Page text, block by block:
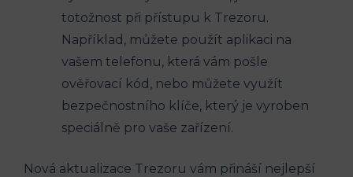
totožnost při přístupu k Trezoru.
Například, můžete použít aplikaci na
vašem telefonu, která vám pošle
ověřovací kód, nebo můžete využít
bezpečnostního klíče, který je vyroben
speciálně pro vaše zařízení.
Nová aktualizace Trezoru vám přináší nejlepší